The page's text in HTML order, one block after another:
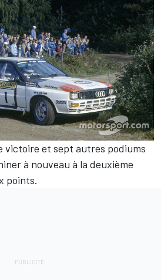
victoire et sept autres podiums
à nouveau à la deuxième
points.